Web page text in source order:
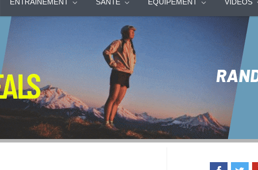
ENTRAINEMENT SANTÉ ÉQUIPEMENT VIDÉOS